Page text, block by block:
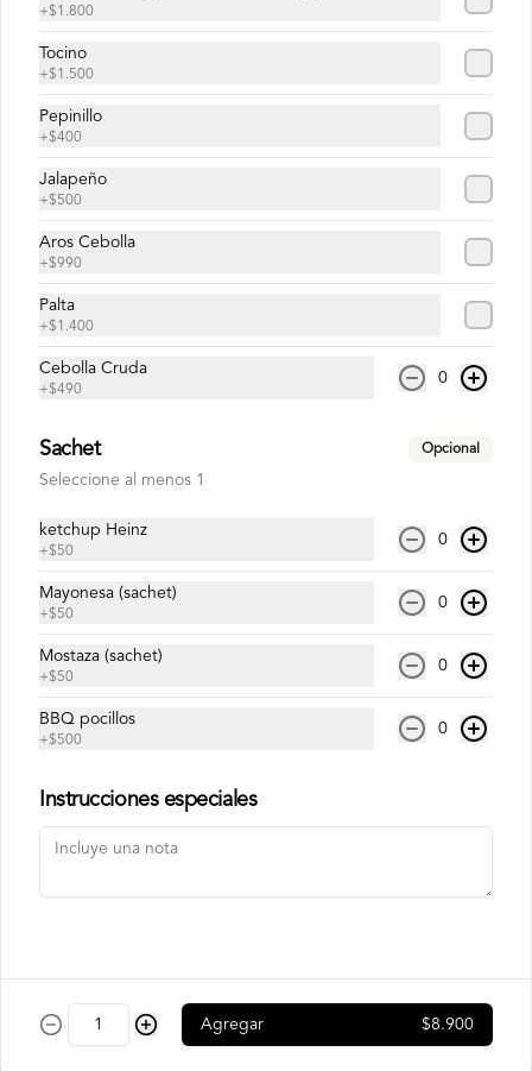
tempura, jalapeño, queso crema, cebolla,
Roll relleno de salmón, camarón, queso
crema y plata, envuelto en laminas de
en laminas de salmón tempurizado.
Roll relleno de Pollo apanado , queso
crema, cebollín, almendras triturada, sin
Nori Champ Roll
$7.900
+$1.800
Tocino
+$1.500
Pepinillo
+$400
Jalapeño
+$500
Aros Cebolla
+$990
Palta
+$1.400
Cebolla Cruda
+$490
0
Sachet Opcional
Seleccione al menos 1
ketchup Heinz
+$50
0
Mayonesa (sachet)
+$50
0
Mostaza (sachet)
+$50
0
BBQ pocillos
+$500
0
Instrucciones especiales
Agregar $8.900